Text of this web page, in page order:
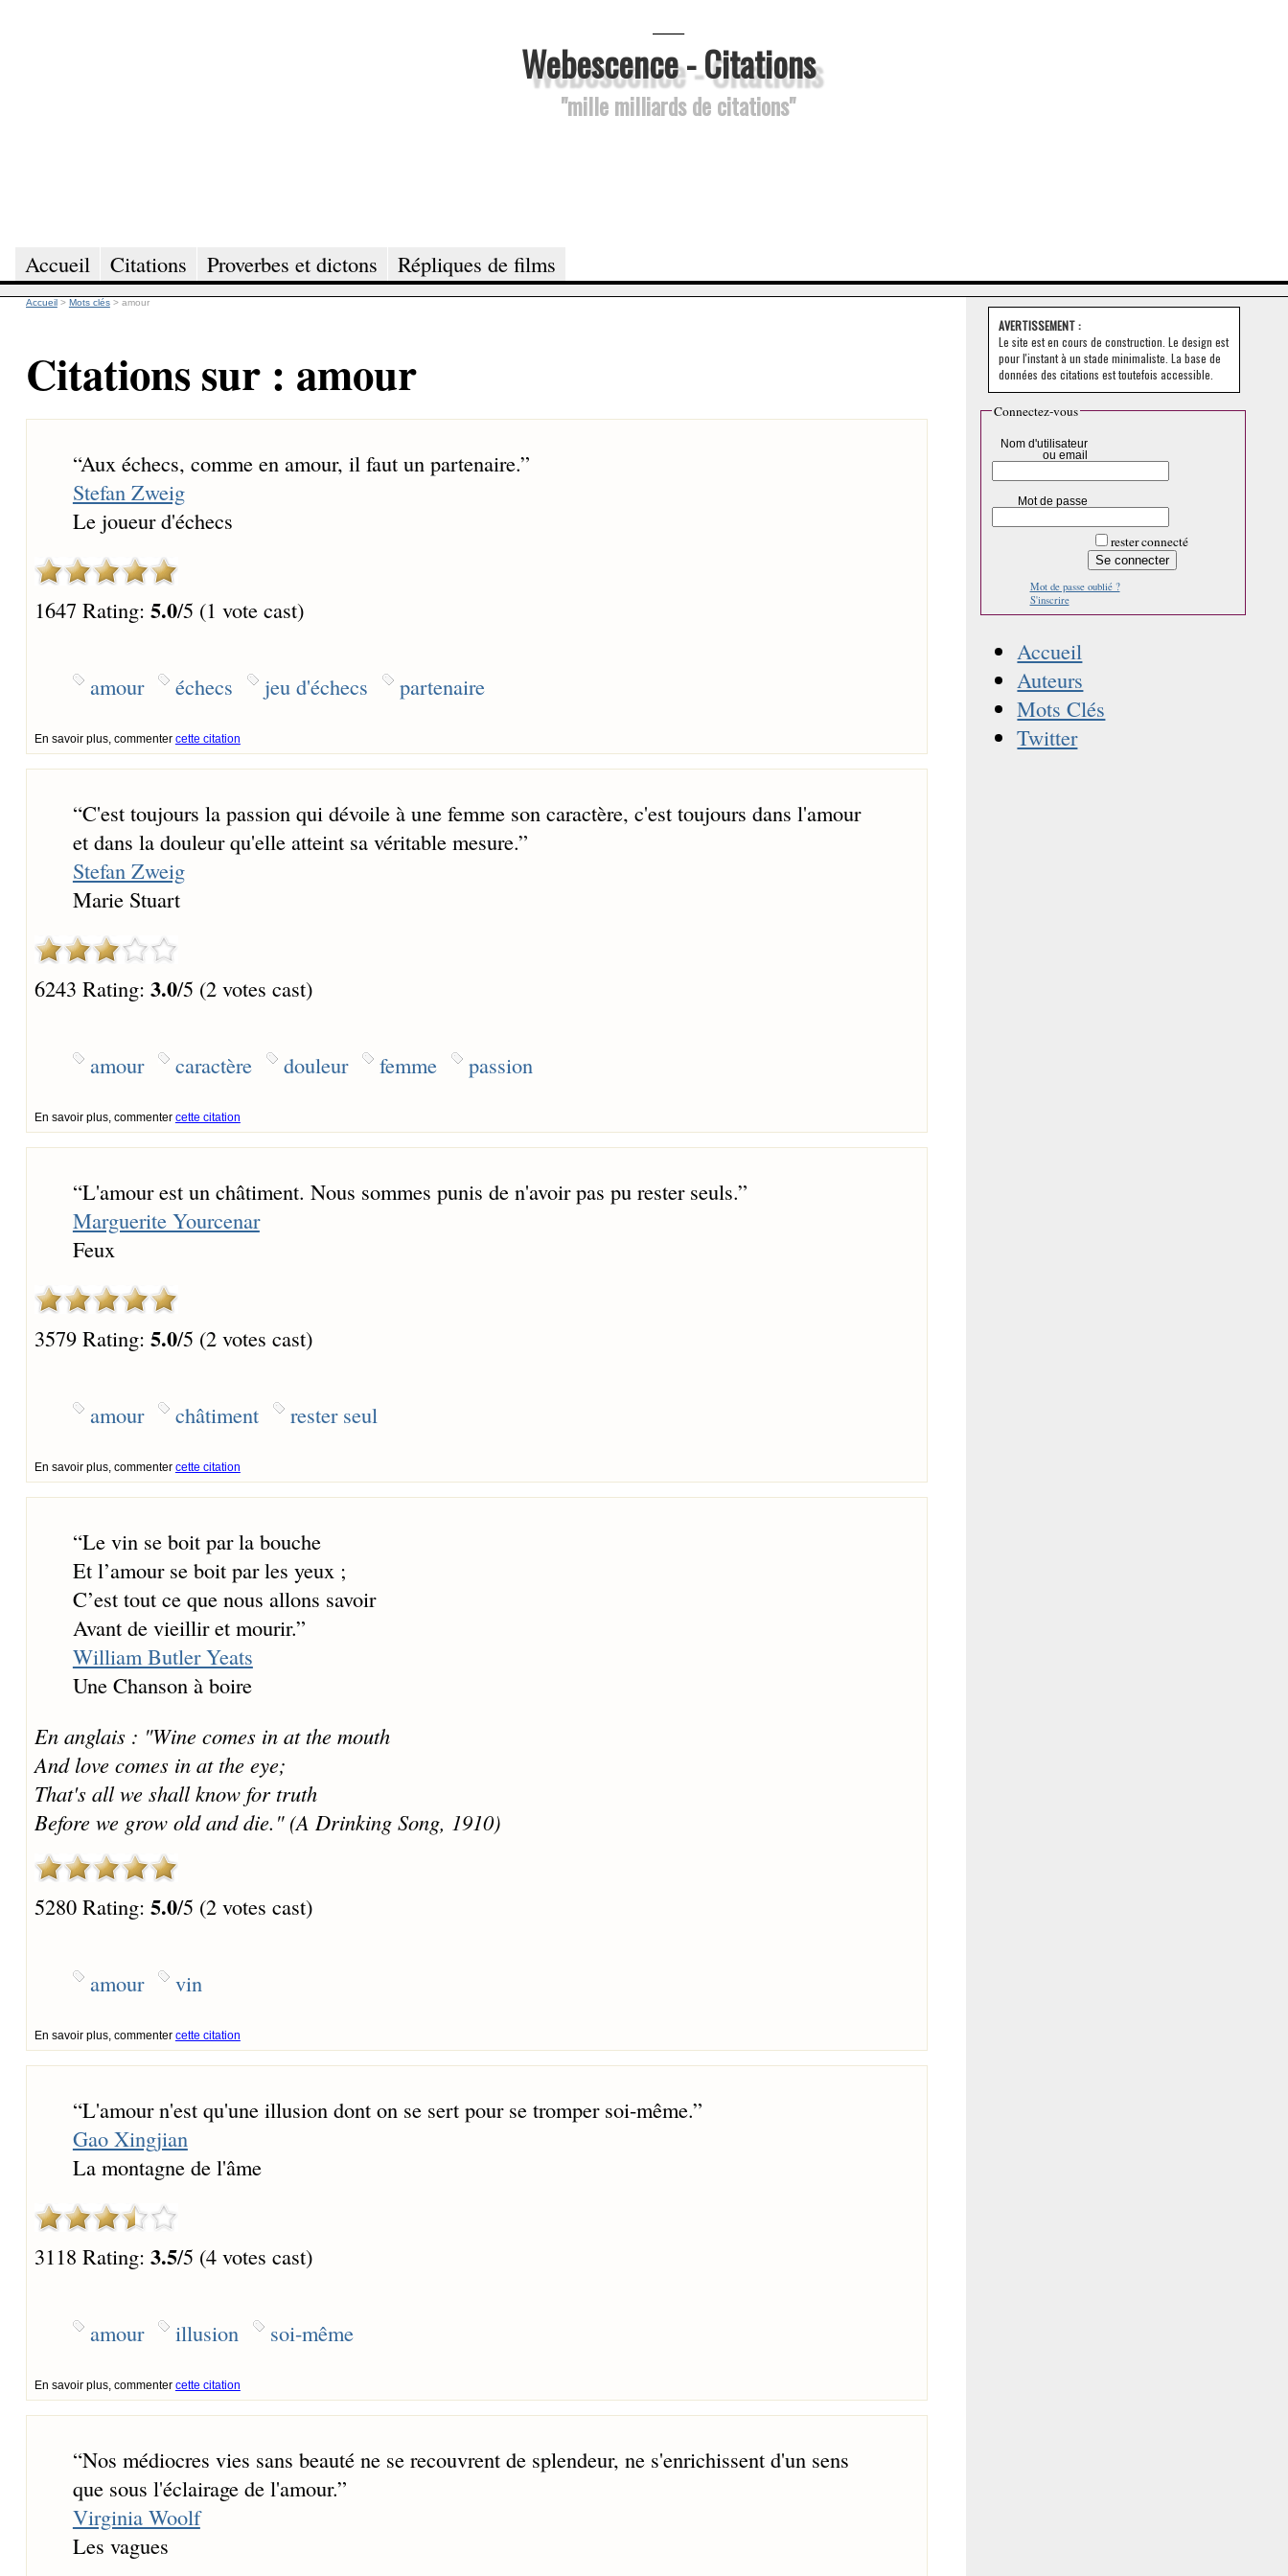
Webescence - Citations
"mille milliards de citations"
Accueil Citations Proverbes et dictons Répliques de films
Accueil > Mots clés > amour
Citations sur : amour
“Aux échecs, comme en amour, il faut un partenaire.”
Stefan Zweig
Le joueur d'échecs
1647 Rating: 5.0/5 (1 vote cast)
amour échecs jeu d'échecs partenaire
En savoir plus, commenter cette citation
“C'est toujours la passion qui dévoile à une femme son caractère, c'est toujours dans l'amour
et dans la douleur qu'elle atteint sa véritable mesure.”
Stefan Zweig
Marie Stuart
6243 Rating: 3.0/5 (2 votes cast)
amour caractère douleur femme passion
En savoir plus, commenter cette citation
“L'amour est un châtiment. Nous sommes punis de n'avoir pas pu rester seuls.”
Marguerite Yourcenar
Feux
3579 Rating: 5.0/5 (2 votes cast)
amour châtiment rester seul
En savoir plus, commenter cette citation
“Le vin se boit par la bouche
Et l’amour se boit par les yeux ;
C’est tout ce que nous allons savoir
Avant de vieillir et mourir.”
William Butler Yeats
Une Chanson à boire
En anglais : "Wine comes in at the mouth
And love comes in at the eye;
That's all we shall know for truth
Before we grow old and die." (A Drinking Song, 1910)
5280 Rating: 5.0/5 (2 votes cast)
amour vin
En savoir plus, commenter cette citation
“L'amour n'est qu'une illusion dont on se sert pour se tromper soi-même.”
Gao Xingjian
La montagne de l'âme
3118 Rating: 3.5/5 (4 votes cast)
amour illusion soi-même
En savoir plus, commenter cette citation
“Nos médiocres vies sans beauté ne se recouvrent de splendeur, ne s'enrichissent d'un sens
que sous l'éclairage de l'amour.”
Virginia Woolf
Les vagues
AVERTISSEMENT :
Le site est en cours de construction. Le design est
pour l'instant à un stade minimaliste. La base de
données des citations est toutefois accessible.
Connectez-vous
Nom d'utilisateur
ou email
Mot de passe
rester connecté
Mot de passe oublié ?
S'inscrire
Accueil
Auteurs
Mots Clés
Twitter